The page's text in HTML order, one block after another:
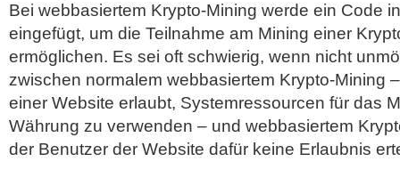
Bei webbasiertem Krypto-Mining werde ein Code
eingefügt, um die Teilnahme am Mining einer
ermöglichen. Es sei oft schwierig, wenn nicht
zwischen normalem webbasiertem Krypto-Mining
einer Website erlaubt, Systemressourcen für das
Währung zu verwenden – und webbasiertem
der Benutzer der Website dafür keine Erlaubnis